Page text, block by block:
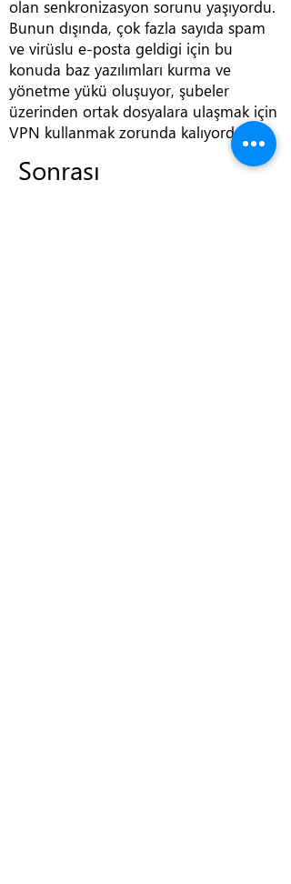
olan senkronizasyon sorunu yaşıyordu.
Bunun dışında, çok fazla sayıda spam
ve virüslu e-posta geldigi için bu
konuda baz yazılımları kurma ve
yönetme yükü oluşuyor, şubeler
üzerinden ortak dosyalara ulaşmak için
VPN kullanmak zorunda kalıyordu.
Sonrası